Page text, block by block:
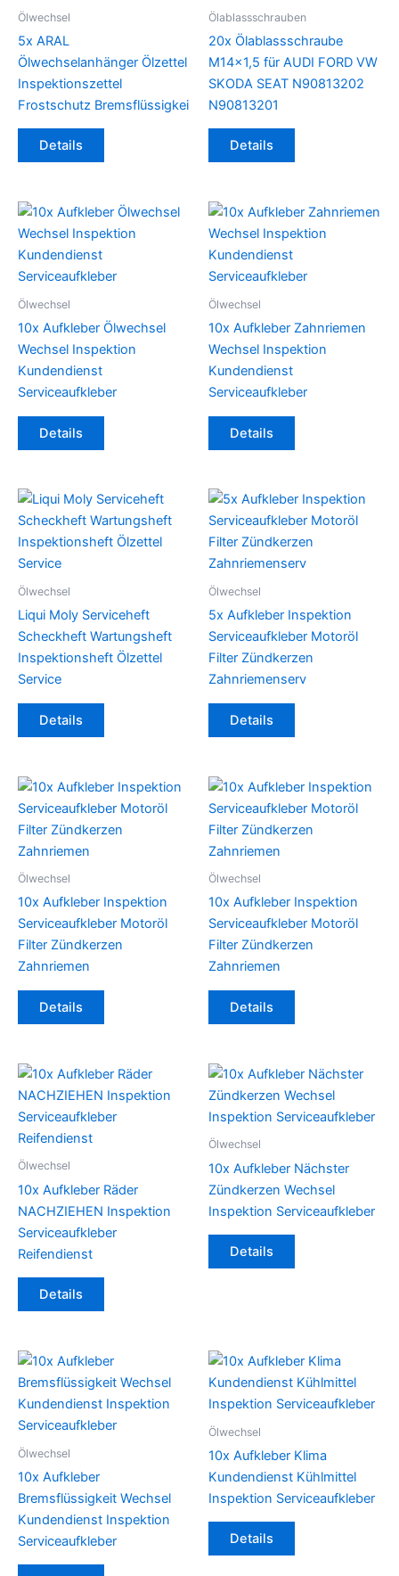
Ölwechsel
5x ARAL
Ölwechselanhänger Ölzettel
Inspektionszettel
Frostschutz Bremsflüssigkei
Details
Ölablassschrauben
20x Ölablassschraube
M14x1,5 für AUDI FORD VW
SKODA SEAT N90813202
N90813201
Details
Ölwechsel
10x Aufkleber Ölwechsel
Wechsel Inspektion
Kundendienst
Serviceaufkleber
Details
Ölwechsel
10x Aufkleber Zahnriemen
Wechsel Inspektion
Kundendienst
Serviceaufkleber
Details
Ölwechsel
Liqui Moly Serviceheft
Scheckheft Wartungsheft
Inspektionsheft Ölzettel
Service
Details
Ölwechsel
5x Aufkleber Inspektion
Serviceaufkleber Motoröl
Filter Zündkerzen
Zahnriemenserv
Details
Ölwechsel
10x Aufkleber Inspektion
Serviceaufkleber Motoröl
Filter Zündkerzen
Zahnriemen
Details
Ölwechsel
10x Aufkleber Inspektion
Serviceaufkleber Motoröl
Filter Zündkerzen
Zahnriemen
Details
Ölwechsel
10x Aufkleber Räder
NACHZIEHEN Inspektion
Serviceaufkleber
Reifendienst
Details
Ölwechsel
10x Aufkleber Nächster
Zündkerzen Wechsel
Inspektion Serviceaufkleber
Details
Ölwechsel
10x Aufkleber
Bremsflüssigkeit Wechsel
Kundendienst Inspektion
Serviceaufkleber
Ölwechsel
10x Aufkleber Klima
Kundendienst Kühlmittel
Inspektion Serviceaufkleber
Details